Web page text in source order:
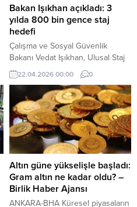
başladı. Bursa Kapalı Çarşı
esnaflarından Enes Tüfekçi,
Herkes...
Bakan Işıkhan açıkladı: 3
yılda 800 bin gence staj
hedefi
Çalışma ve Sosyal Güvenlik
Bakanı Vedat Işıkhan, Ulusal Staj
Programı kapsamında gençlerin iş
hayatına kazandırılması için
önemli hedefler belirlediklerini
açıkladı.
22.04.2026 00:00 0
Altın güne yükselişle başladı:
Gram altın ne kadar oldu? –
Birlik Haber Ajansı
ANKARA-BHA Küresel piyasaların